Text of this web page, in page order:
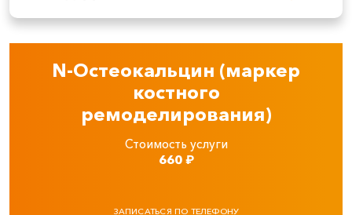
N-Остеокальцин (маркер
костного
ремоделирования)
Стоимость услуги
660₽
ЗАПИСАТЬСЯ ПО ТЕЛЕФОНУ